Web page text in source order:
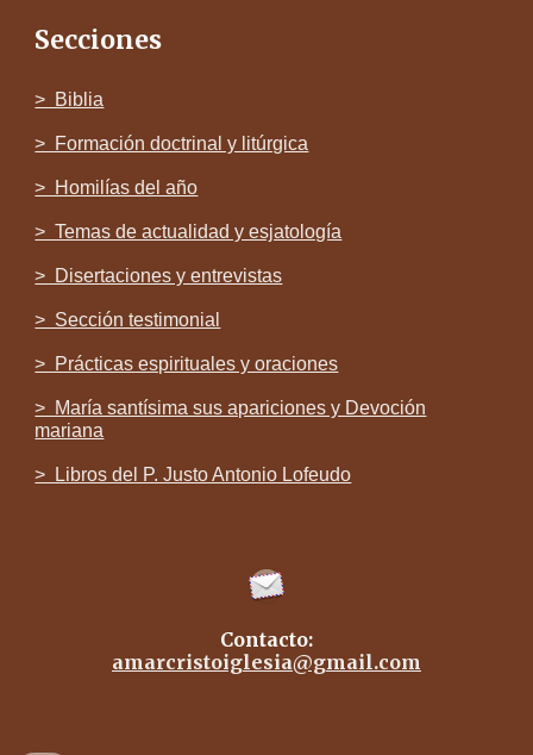
Secciones
> Biblia
> Formación doctrinal y litúrgica
> Homilías del año
> Temas de actualidad y esjatología
> Disertaciones y entrevistas
> Sección testimonial
> Prácticas espirituales y oraciones
> María santísima sus apariciones y Devoción
mariana
> Libros del P. Justo Antonio Lofeudo
Contacto:
amarcristoiglesia@gmail.com